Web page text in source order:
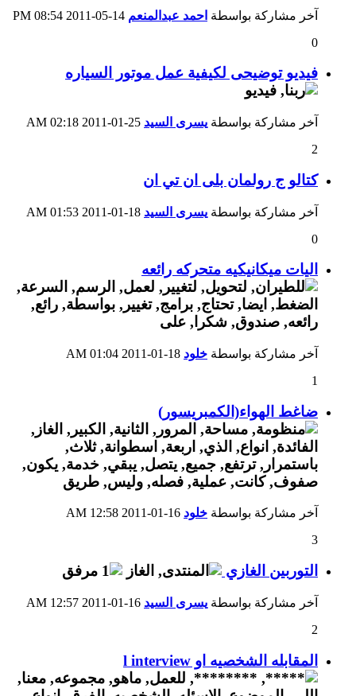
آخر مشاركة بواسطة احمد عبدالمنعم
08:54 PM
0
فيديو توضيحى لكيفية عمل موتور السياره
آخر مشاركة بواسطة يسرى السيد
02:18 AM
2
كتالو ج رولمان بلى ان تي ان
آخر مشاركة بواسطة يسرى السيد
01:53 AM
0
اليات ميكانيكيه متحركه رائعه
آخر مشاركة بواسطة خلود
01:04 AM
1
ضاغط الهواء(الكمبريسور)
آخر مشاركة بواسطة خلود
12:58 AM
3
التوربين الغازي
آخر مشاركة بواسطة يسرى السيد
12:57 AM
2
المقابله الشخصيه او l interview